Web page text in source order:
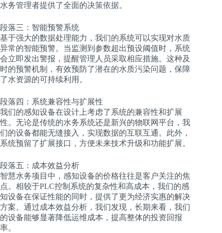
水务管理者提供了全面的决策依据。
段落三：智能预警系统
基于强大的数据处理能力，我们的系统可以实现对水质
异常的智能预警。当监测到参数超出预设阈值时，系统
会立即发出警报，提醒管理人员采取相应措施。这种及
时的预警机制，有效预防了潜在的水质污染问题，保障
了水资源的可持续利用。
段落四：系统兼容性与扩展性
我们的感知设备在设计上考虑了系统的兼容性和扩展
性。无论是传统的水务系统还是新兴的物联网平台，我
们的设备都能无缝接入，实现数据的互联互通。此外，
系统预留了扩展接口，方便未来技术升级和功能扩展。
段落五：成本效益分析
智慧水务项目中，感知设备的价格往往是客户关注的焦
点。相较于PLC控制系统的复杂性和高成本，我们的感
知设备在保证性能的同时，提供了更为经济实惠的解决
方案。通过成本效益分析，我们发现，长期来看，我们
的设备能够显著降低运维成本，提高整体的投资回报
率。